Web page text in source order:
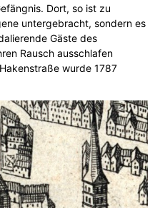
Dort, so ist zu
untergebracht, sondern es
Gäste des
Rausch ausschlafen
wurde 1787